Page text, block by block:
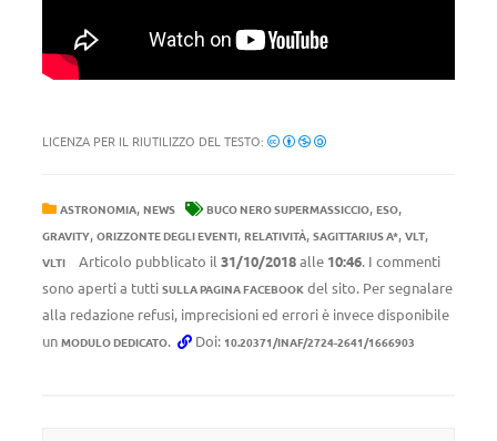
LICENZA PER IL RIUTILIZZO DEL TESTO:
ASTRONOMIA, NEWS BUCO NERO SUPERMASSICCIO, ESO,
GRAVITY, ORIZZONTE DEGLI EVENTI, RELATIVITÀ, SAGITTARIUS A*, VLT,
VLTI Articolo pubblicato il 31/10/2018alle 10:46. I commenti
sono aperti a tutti SULLA PAGINA FACEBOOK del sito. Per segnalare
alla redazione refusi, imprecisioni ed errori è invece disponibile
un MODULO DEDICATO. Doi: 10.20371/INAF/2724-2641/1666903